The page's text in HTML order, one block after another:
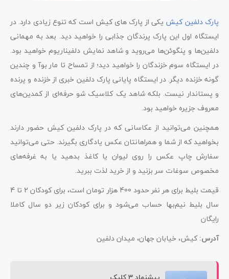
پارک دلفین کیش یکی از پارک های کیش است که تنوع زیادی دارد. در
ایستگاه اول این پارک پرندگان جذابی را خواهید دید. بعد به مهمانی
دلفین‌ها و پنگوئن‌ها می‌روید و شاهد نمایش دلفیناریوم خواهید بود.
در ایستگاه سوم خزندگان را خواهید دید؛ از تمساح تا مار بوآ و چندین
گونه خزنده دیگر. در ایستگاه پایانی پارک دلفین خبری از خزنده و پرنده
و پستاندار نیست. بلکه شاهد یک کلاسیک شو حرفه‌ای از کمدین‌های
معروف جزیره خواهید بود.
همچنین می‌توانید از عکاسانی که در پارک دلفین کیش حضور دارند
بخواهید که از شما و همراهانتان عکس یادگاری بگیرند. حتی می‌توانید
سفارش چاپ عکس را روی لیوان یا کاغذ بدهید یا به غرفه‌های
مخصوص سوغات سر بزنید و از خرید لذت ببرید.
قیمت بلیط برای هر نفر حدود 400 هزار تومان است، برای کودکان 2 تا 4
سال بلیط نیم‌بها حساب می‌شود و برای کودکان زیر دو سال کاملا
رایگان
آدرس:کیش، خیابان جهان، میدان دلفین